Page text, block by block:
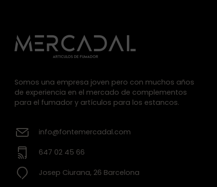
Somos una empresa joven pero con muchos años
de experiencia en el mercado de complementos
para el fumador y artículos para los estancos.
info@fontemercadal.com
647 02 45 66
Josep Ciurana, 26 Barcelona